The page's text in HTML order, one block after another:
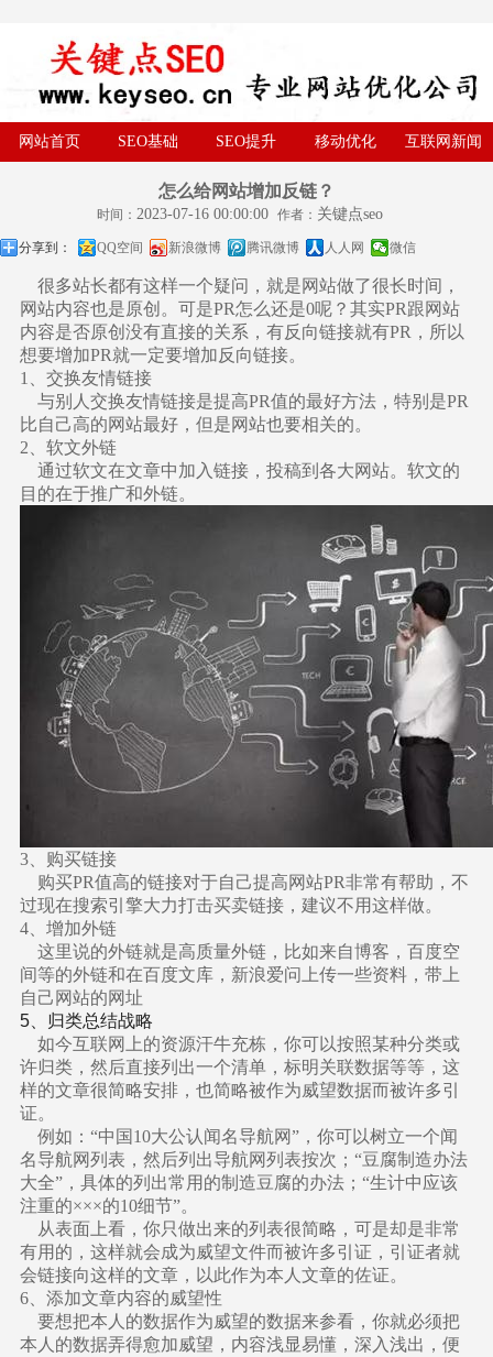
网站首页 SEO基础 SEO提升 移动优化 互联网新闻
怎么给网站增加反链？
时间： 2023-07-16 00:00:00 作者： 关键点seo
分享到： QQ空间 新浪微博 腾讯微博 人人网 微信
很多站长都有这样一个疑问，就是网站做了很长时间，
网站内容也是原创。可是PR怎么还是0呢？其实PR跟网站
内容是否原创没有直接的关系，有反向链接就有PR，所以
想要增加PR就一定要增加反向链接。
1、交换友情链接
与别人交换友情链接是提高PR值的最好方法，特别是PR
比自己高的网站最好，但是网站也要相关的。
2、软文外链
通过软文在文章中加入链接，投稿到各大网站。软文的
目的在于推广和外链。
3、购买链接
购买PR值高的链接对于自己提高网站PR非常有帮助，不
过现在搜索引擎大力打击买卖链接，建议不用这样做。
4、增加外链
这里说的外链就是高质量外链，比如来自博客，百度空
间等的外链和在百度文库，新浪爱问上传一些资料，带上
自己网站的网址
5、归类总结战略
如今互联网上的资源汗牛充栋，你可以按照某种分类或
许归类，然后直接列出一个清单，标明关联数据等等，这
样的文章很简略安排，也简略被作为威望数据而被许多引
证。
例如：“中国10大公认闻名导航网”，你可以树立一个闻
名导航网列表，然后列出导航网列表按次；“豆腐制造办法
大全”，具体的列出常用的制造豆腐的办法；“生计中应该
注重的×××的10细节”。
从表面上看，你只做出来的列表很简略，可是却是非常
有用的，这样就会成为威望文件而被许多引证，引证者就
会链接向这样的文章，以此作为本人文章的佐证。
6、添加文章内容的威望性
要想把本人的数据作为威望的数据来参看，你就必须把
本人的数据弄得愈加威望，内容浅显易懂，深入浅出，便